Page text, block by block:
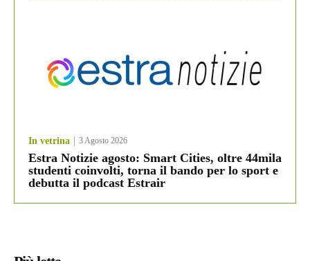
In vetrina 3 Agosto 2026
Estra Notizie agosto: Smart Cities, oltre 44mila
studenti coinvolti, torna il bando per lo sport e
debutta il podcast Estrair